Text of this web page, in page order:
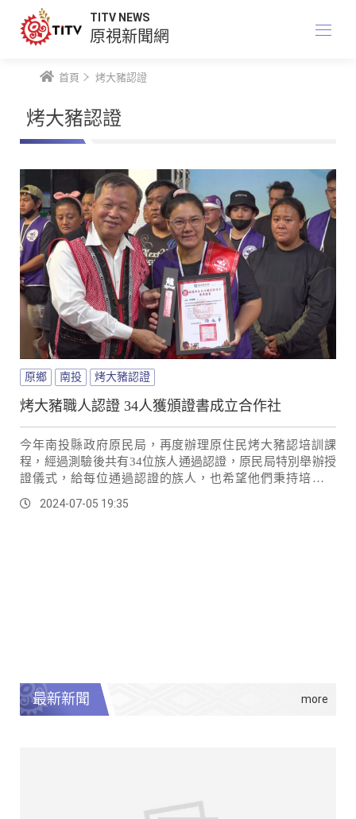
TITV NEWS
原視新聞網
首頁 烤大豬認證
烤大豬認證
原鄉 南投 烤大豬認證
烤大豬職人認證 34人獲頒證書成立合作社
今年南投縣政府原民局，再度辦理原住民烤大豬認培訓課
程，經過測驗後共有34位族人通過認證，原民局特別舉辦授
證儀式，給每位通過認證的族人，也希望他們秉持培訓宗
2024-07-05 19:35
最新新聞